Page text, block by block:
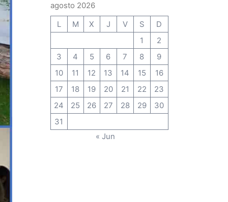
agosto 2026
L
M X J V S
D
1
2
3
4 5 6 7 8
9
10
11 12 13 14 15
16
17
18 19 20 21 22
23
24
25 26 27 28 29
30
31
« Jun